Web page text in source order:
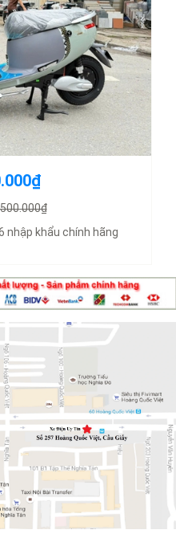
nhập khẩu chính hãng